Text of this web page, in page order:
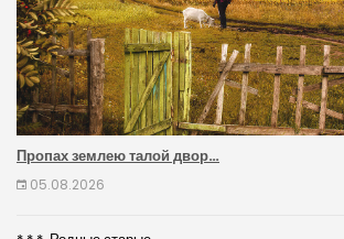
Пропах землею талой двор…
05.08.2026